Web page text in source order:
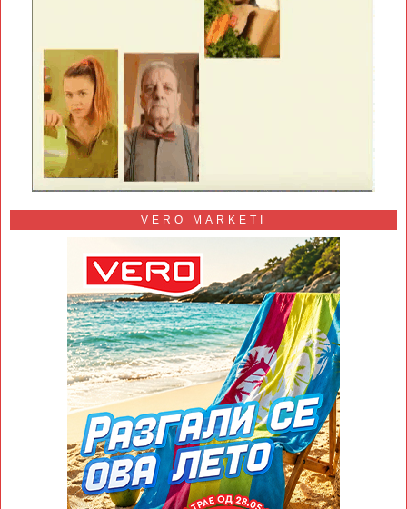
VERO MARKETI